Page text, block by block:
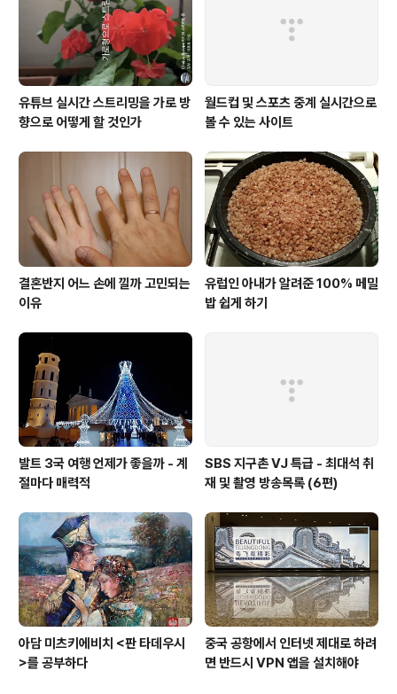
것이 중요하겠다.
유튜브 실시간 스트리밍을 가로 방
향으로 어떻게 할 것인가
월드컵 및 스포츠 중계 실시간으로
볼 수 있는 사이트
결혼반지 어느 손에 낄까 고민되는
이유
유럽인 아내가 알려준 100% 메밀
밥 쉽게 하기
발트 3국 여행 언제가 좋을까 - 계
절마다 매력적
SBS 지구촌 VJ 특급 - 최대석 취
재 및 촬영 방송목록 (6편)
아담 미츠키에비치 <판 타데우시
>를 공부하다
중국 공항에서 인터넷 제대로 하려
면 반드시 VPN 앱을 설치해야